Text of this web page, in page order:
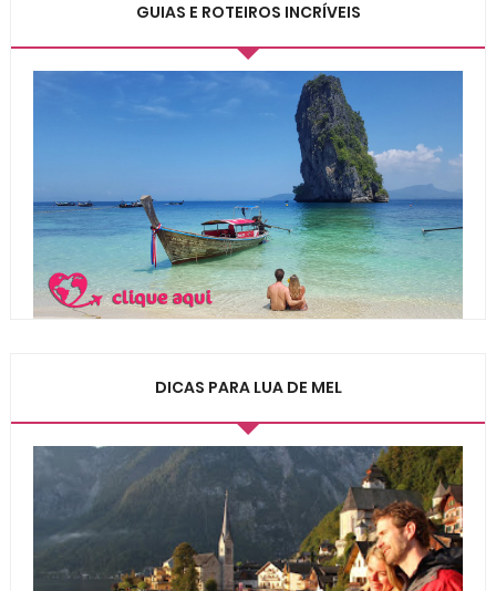
GUIAS E ROTEIROS INCRÍVEIS
DICAS PARA LUA DE MEL